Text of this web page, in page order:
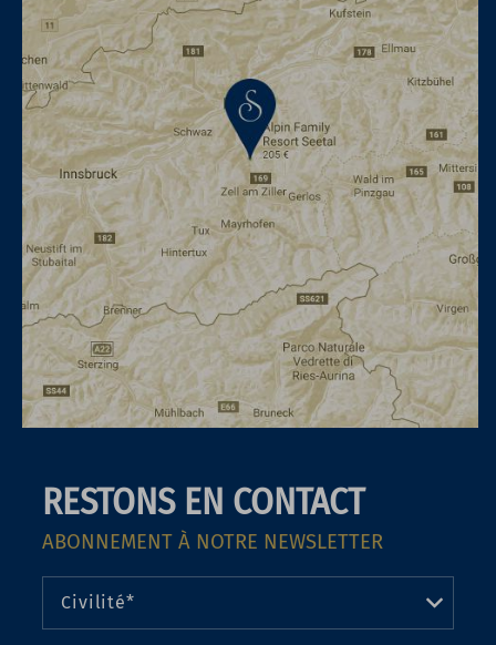
RESTONS EN CONTACT
ABONNEMENT À NOTRE NEWSLETTER